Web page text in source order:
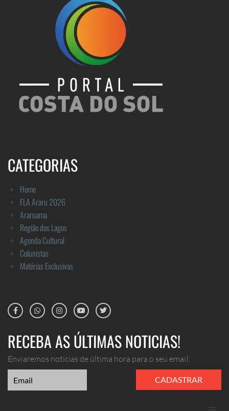
CATEGORIAS
Home
FLA Araru 2026
Araruama
Região dos Lagos
Agenda Cultural
Colunistas
Matérias Exclusivas
RECEBA AS ÚLTIMAS NOTICIAS!
Enviaremos noticias de última hora para o seu email.
CADASTRAR